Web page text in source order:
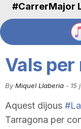
d
C
#CarrerMajor
Vals
By Miquel Llaberia - 15
Aquest dijous
Tarragona per